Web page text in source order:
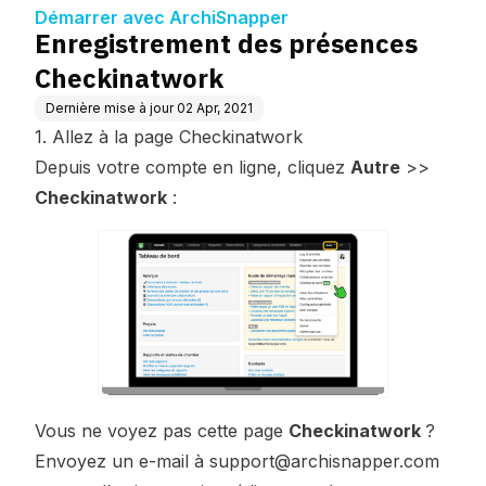
Démarrer avec ArchiSnapper
Enregistrement des présences
Checkinatwork
Dernière mise à jour 02 Apr, 2021
1. Allez à la page Checkinatwork
Depuis votre compte en ligne, cliquez Autre >>
Checkinatwork :
Vous ne voyez pas cette page Checkinatwork ?
Envoyez un e-mail à support@archisnapper.com